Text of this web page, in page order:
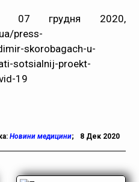
07 грудня 2020,
press-
skorobagach-u-
sotsialnij-proekt-
19
Новини медицини; 8 Дек 2020